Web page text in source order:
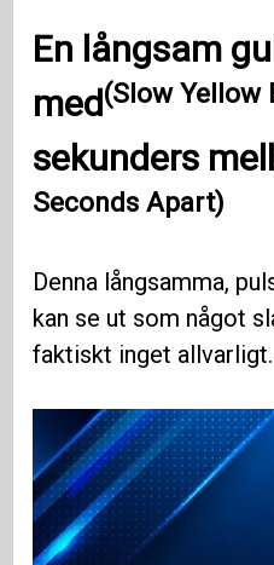
En långsam
med(Slow Yellow
sekunders
Seconds Apart)
Denna långsamma,
kan se ut som något
faktiskt inget allvarligt.